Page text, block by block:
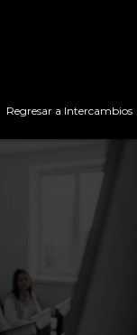
Regresar a Intercambios